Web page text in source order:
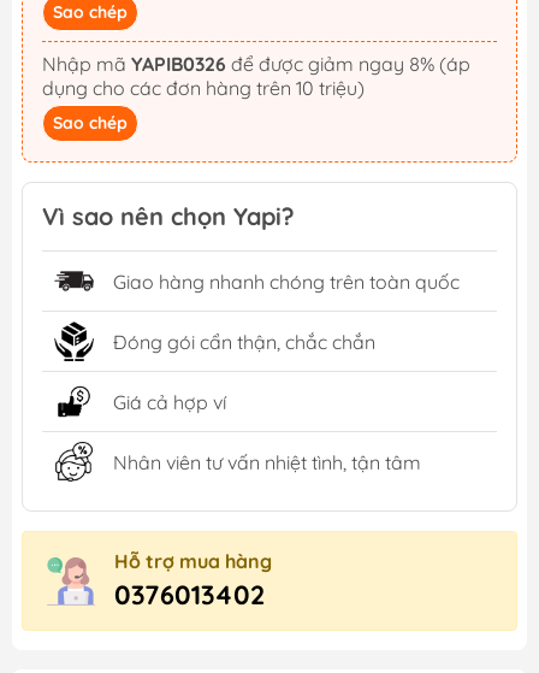
Sao chép
Nhập mã YAPIB0326
dụng cho các đơn hàng trên 10 triệu)
Sao chép
Vì sao nên chọn Yapi?
Giao hàng nhanh chóng trên toàn quốc
Đóng gói cẩn thận, chắc chắn
Giá cả hợp ví
Nhân viên tư vấn nhiệt tình, tận tâm
Hỗ trợ mua hàng
0376013402